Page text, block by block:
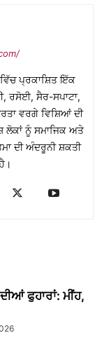
ਵਿੱਚ ਪ੍ਰਕਾਸ਼ਿਤ ਇੱਕ
ਰਸੋਈ, ਸੈਰ-ਸਪਾਟਾ,
ਵਰਗੇ ਵਿਸ਼ਿਆਂ ਦੀ
ਲੋਕਾਂ ਨੂੰ ਸਮਾਜਿਕ ਅਤੇ
ਦੀ ਅੰਦਰੂਨੀ ਸ਼ਕਤੀ
ਫੁਹਾਰਾਂ: ਮੀਂਹ,